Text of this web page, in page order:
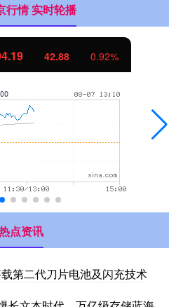
行情 实时轮播
42.88 0.92%
点资讯
第二代刀片电池及闪充技术